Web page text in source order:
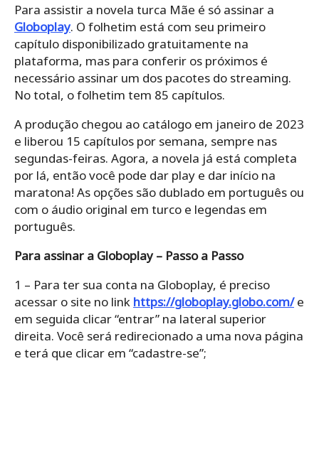
Para assistir a novela turca Mãe é só assinar a
Globoplay. O folhetim está com seu primeiro
capítulo disponibilizado gratuitamente na
plataforma, mas para conferir os próximos é
necessário assinar um dos pacotes do streaming.
No total, o folhetim tem 85 capítulos.
A produção chegou ao catálogo em janeiro de 2023
e liberou 15 capítulos por semana, sempre nas
segundas-feiras. Agora, a novela já está completa
por lá, então você pode dar play e dar início na
maratona! As opções são dublado em português ou
com o áudio original em turco e legendas em
português.
Para assinar a Globoplay – Passo a Passo
1 – Para ter sua conta na Globoplay, é preciso
acessar o site no link https://globoplay.globo.com/e
em seguida clicar “entrar” na lateral superior
direita. Você será redirecionado a uma nova página
e terá que clicar em “cadastre-se”;